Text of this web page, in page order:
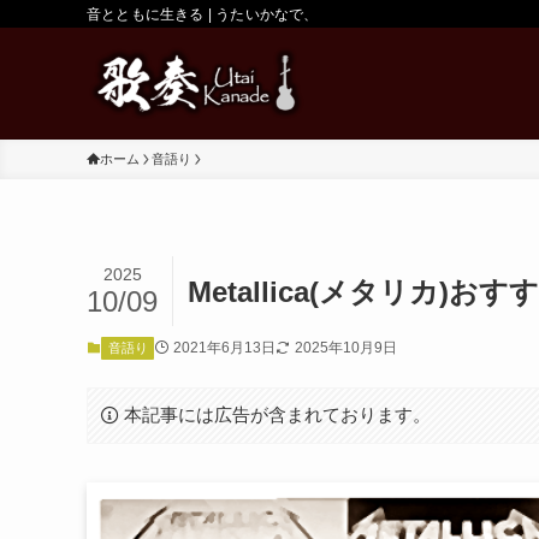
音とともに生きる | うたいかなで、
ホーム 音語り
Metallica(メタリカ)おす
2025
10/09
音語り 2021年6月13日 2025年10月9日
本記事には広告が含まれております。